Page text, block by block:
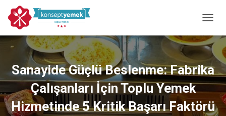
Sanayide Güçlü Beslenme: Fabrika
Çalışanları İçin Toplu Yemek
Hizmetinde 5 Kritik Başarı Faktörü